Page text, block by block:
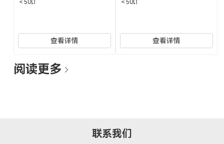
＜50Ω
查看详情
＜50Ω
查看详情
阅读更多
联系我们